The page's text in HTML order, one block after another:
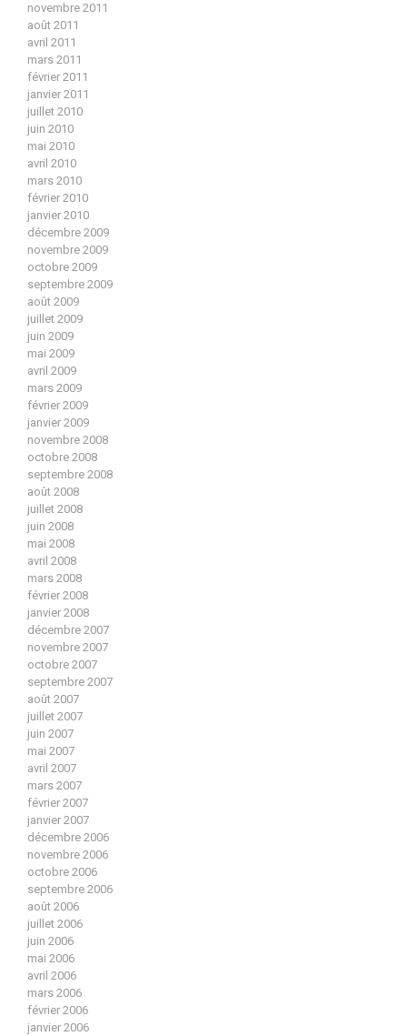
novembre 2011
août 2011
avril 2011
mars 2011
février 2011
janvier 2011
juillet 2010
juin 2010
mai 2010
avril 2010
mars 2010
février 2010
janvier 2010
décembre 2009
novembre 2009
octobre 2009
septembre 2009
août 2009
juillet 2009
juin 2009
mai 2009
avril 2009
mars 2009
février 2009
janvier 2009
novembre 2008
octobre 2008
septembre 2008
août 2008
juillet 2008
juin 2008
mai 2008
avril 2008
mars 2008
février 2008
janvier 2008
décembre 2007
novembre 2007
octobre 2007
septembre 2007
août 2007
juillet 2007
juin 2007
mai 2007
avril 2007
mars 2007
février 2007
janvier 2007
décembre 2006
novembre 2006
octobre 2006
septembre 2006
août 2006
juillet 2006
juin 2006
mai 2006
avril 2006
mars 2006
février 2006
janvier 2006